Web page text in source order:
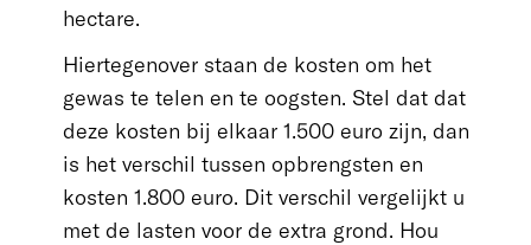
hectare.
Hiertegenover staan de kosten om het
gewas te telen en te oogsten. Stel dat dat
deze kosten bij elkaar 1.500 euro zijn, dan
is het verschil tussen opbrengsten en
kosten 1.800 euro. Dit verschil vergelijkt u
met de lasten voor de extra grond. Hou